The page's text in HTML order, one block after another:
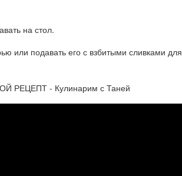
на стол.
или подавать его с взбитыми сливками для
РЕЦЕПТ - Кулинарим с Таней